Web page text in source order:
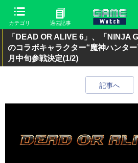
カテゴリ 過去記事
「DEAD OR ALIVE 6」、「NINJA
のコラボキャラクター“魔神ハンタ
月中旬参戦決定(1/2)
記事へ